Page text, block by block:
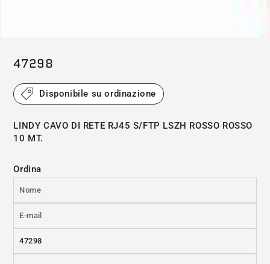
47298
Disponibile su ordinazione
LINDY CAVO DI RETE RJ45 S/FTP LSZH ROSSO ROSSO
10 MT.
Ordina
Nome
E-
mail
Prodotto